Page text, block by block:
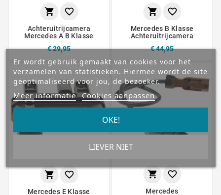
 
Achteruitrijcamera
Mercedes A B Klasse
€ 29,95
 
Mercedes B Klasse
Achteruitrijcamera
€ 44,95
 
Mercedes E Klasse
 
Mercedes
Er wordt gebruik gemaakt van cookies voor het
verzamelen van statistieken. Hiermee wordt de site
geoptimaliseerd voor jou, de bezoeker.
Meer informatie Cookies aanpassen
LIEVER NIET
OKE!